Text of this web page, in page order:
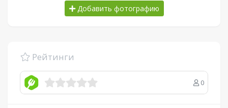
Добавить фотографию
Рейтинги
0